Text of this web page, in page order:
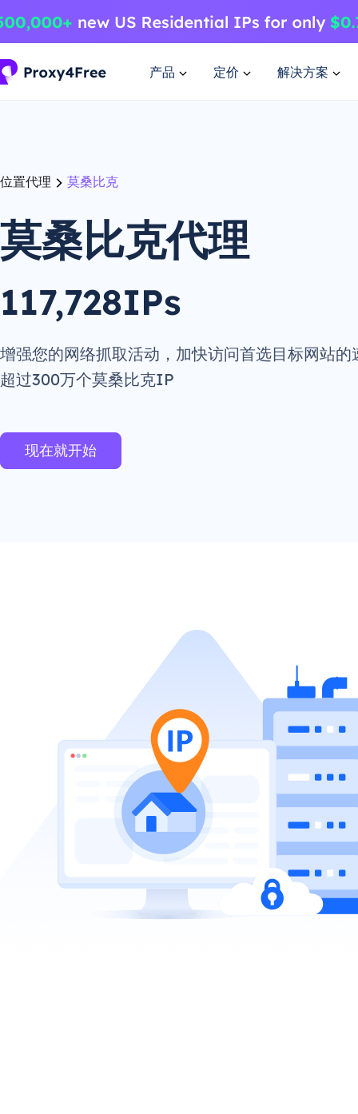
产品 定价 解决方案
位置代理 莫桑比克
莫桑比克代理
117,728IPs
增强您的网络抓取活动，加快访问首选目标网站的
超过300万个莫桑比克IP
现在就开始